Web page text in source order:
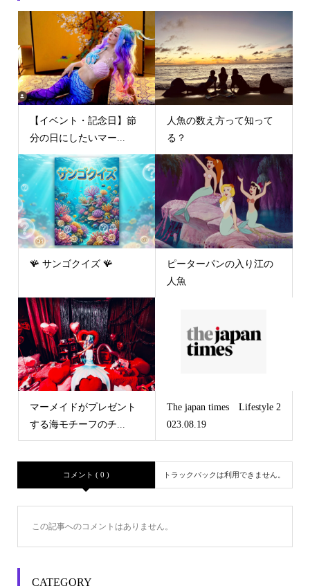
【イベント・記念日】節
分の日にしたいマー...
人魚の数え方って知って
る？
🪸 サンゴクイズ 🪸
ピーターパンの入り江の
人魚
マーメイドがプレゼント
する海モチーフのチ...
The japan times Lifestyle 2
023.08.19
コメント ( 0 ) トラックバックは利用できません。
この記事へのコメントはありません。
CATEGORY